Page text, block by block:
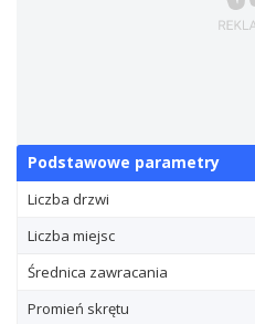
Podstawowe parametry
Liczba drzwi
Liczba miejsc
Średnica zawracania
Promień skrętu